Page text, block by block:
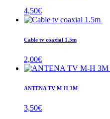
4,50€
Cable tv coaxial 1.5m
2,00€
ANTENA TV M-H 3M
3,50€